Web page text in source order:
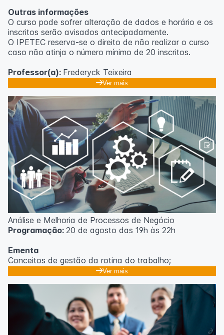
Outras informações
O curso pode sofrer alteração de dados e horário e os
inscritos serão avisados ​​antecipadamente.
O IPETEC reserva-se o direito de não realizar o curso
caso não atinja o número mínimo de 20 inscritos.
Professor(a): Frederyck Teixeira
Ver mais
Análise e Melhoria de Processos de Negócio
Programação: 20 de agosto das 19h às 22h
Ementa
Conceitos de gestão da rotina do trabalho;
Promoção de mudanças através do 5S;
resultados;
Método PDCA de gestão;
Técnicas de padronização do trabalho.
Ver mais